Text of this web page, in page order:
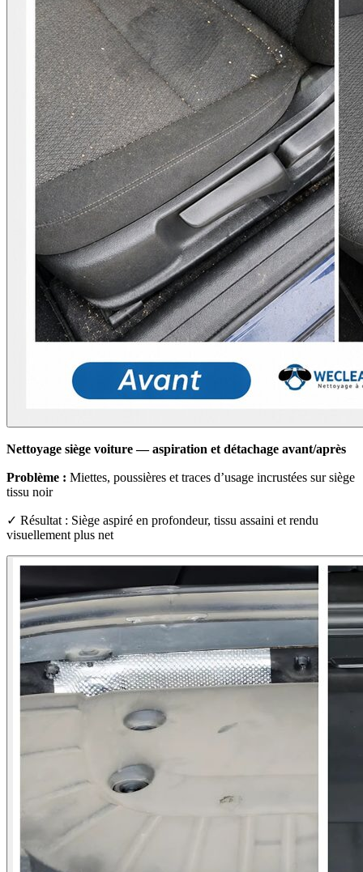
Nettoyage siège voiture — aspiration et détachage avant/après
Problème : Miettes, poussières et traces d’usage incrustées sur siège
tissu noir
✓ Résultat : Siège aspiré en profondeur, tissu assaini et rendu
visuellement plus net